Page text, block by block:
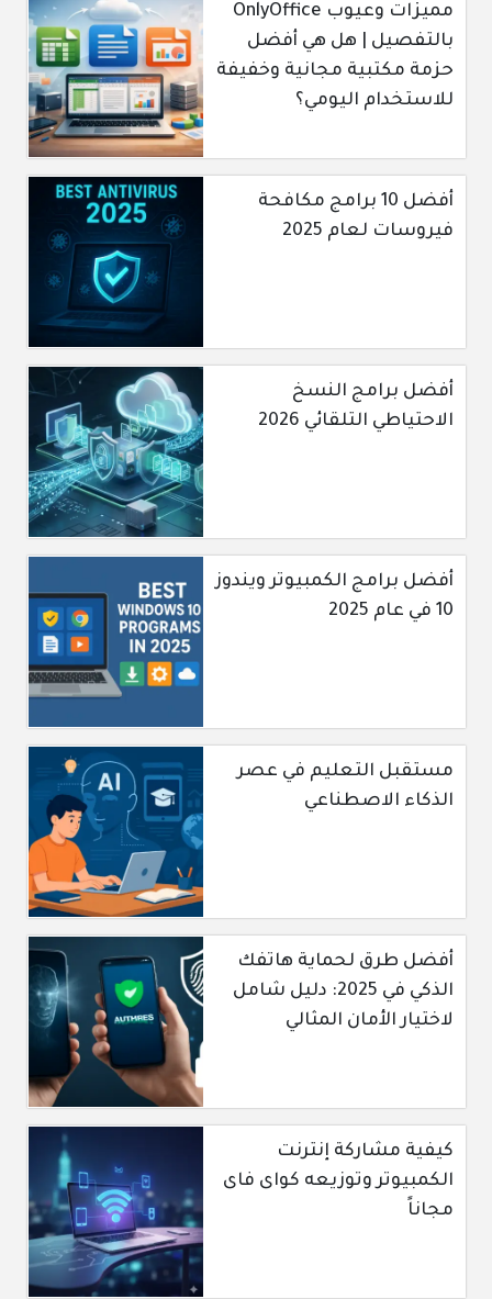
مميزات وعيوب OnlyOffice
بالتفصيل | هل هي أفضل
حزمة مكتبية مجانية وخفيفة
للاستخدام اليومي؟
أفضل 10 برامج مكافحة
فيروسات لعام 2025
أفضل برامج النسخ
الاحتياطي التلقائي 2026
أفضل برامج الكمبيوتر ويندوز
10 في عام 2025
مستقبل التعليم في عصر
الذكاء الاصطناعي
أفضل طرق لحماية هاتفك
الذكي في 2025: دليل شامل
لاختيار الأمان المثالي
كيفية مشاركة إنترنت
الكمبيوتر وتوزيعه كواى فاى
مجاناً